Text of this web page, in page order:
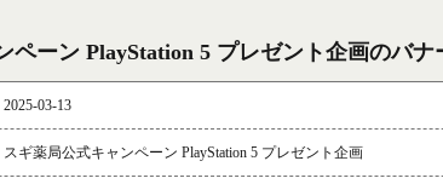
ペーン PlayStation 5 プレゼント企画のバナ
2025-03-13
スギ薬局公式キャンペーン PlayStation 5 プレゼント企画